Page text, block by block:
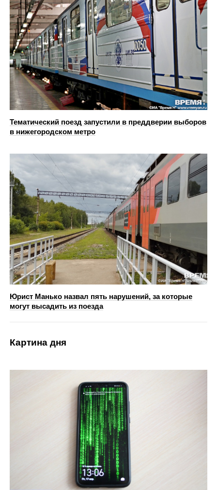
Тематический поезд запустили в преддверии выборов
в нижегородском метро
Юрист Манько назвал пять нарушений, за которые
могут высадить из поезда
Картина дня